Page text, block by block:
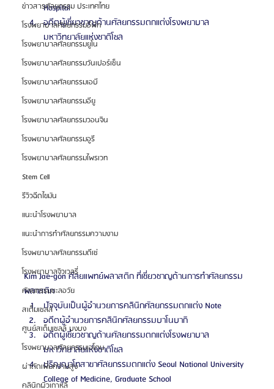
ข่าวสารศัลยกรรม ประเทศไทย
โรงพยาบาลศัลยกรรมอีพิก
โรงพยาบาลศัลยกรรมยูโน
โรงพยาบาลศัลยกรรมวันเปอร์เซ็น
โรงพยาบาลศัลยกรรมเอบี
โรงพยาบาลศัลยกรรมอียู
โรงพยาบาลศัลยกรรมวอนจิน
โรงพยาบาลศัลยกรรมอูรี
โรงพยาบาลศัลยกรรมไพรเวท
Stem Cell
รีวิวฉีดไขมัน
แนะนำโรงพยาบาล
แนะนำการทำศัลยกรรมความงาม
โรงพยาบาลศัลยกรรมดีเซ่
โรงพยาบาลจิวเวลรี่
ศัลยกรรมชะลอวัย
สเต็มเซลล์
ศูนย์สเต็มเซลล์ บงบง
โรงพยาบาลศัลยกรรมเอโตน
ผ่าตัดเพิ่มความสูง
คลินิกผิวเกาหลี
Hospital
อดีตผู้เชี่ยวชาญด้านศัลยกรรมตกแต่งโรงพยาบาล
มหาวิทยาลัยแห่งชาติโซล
Kim Jae-gon ศัลยแพทย์พลาสติก ที่เชี่ยวชาญด้านการทำศัลยกรรม
พลาสติก
ปัจจุบันเป็นผู้อำนวยการคลินิกศัลยกรรมตกแต่ง Note
อดีตผู้อำนวยการคลินิกศัลยกรรมบาโนบากิ
อดีตผู้เชี่ยวชาญด้านศัลยกรรมตกแต่งโรงพยาบาล
มหาวิทยาลัยแห่งชาติโซล
ปริญญาโทสาขาศัลยกรรมตกแต่ง Seoul National University
College of Medicine, Graduate School